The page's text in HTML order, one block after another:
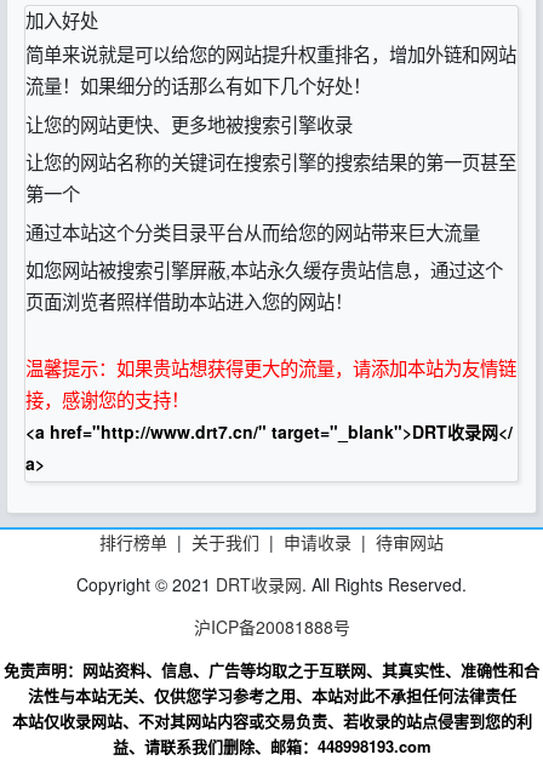
加入好处
简单来说就是可以给您的网站提升权重排名，增加外链和网站
流量！如果细分的话那么有如下几个好处！
让您的网站更快、更多地被搜索引擎收录
让您的网站名称的关键词在搜索引擎的搜索结果的第一页甚至
第一个
通过本站这个分类目录平台从而给您的网站带来巨大流量
如您网站被搜索引擎屏蔽,本站永久缓存贵站信息，通过这个
页面浏览者照样借助本站进入您的网站！
温馨提示：如果贵站想获得更大的流量，请添加本站为友情链
接，感谢您的支持！
<a href="http://www.drt7.cn/" target="_blank">DRT收录网</
a>
排行榜单 | 关于我们 | 申请收录 | 待审网站
Copyright © 2021 DRT收录网. All Rights Reserved.
沪ICP备20081888号
免责声明：网站资料、信息、广告等均取之于互联网、其真实性、准确性和合
法性与本站无关、仅供您学习参考之用、本站对此不承担任何法律责任
本站仅收录网站、不对其网站内容或交易负责、若收录的站点侵害到您的利
益、请联系我们删除、邮箱：448998193.com